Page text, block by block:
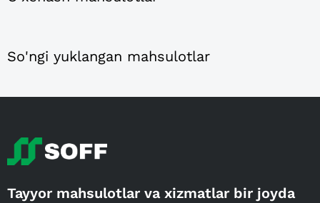
So'ngi yuklangan mahsulotlar
Tayyor mahsulotlar va xizmatlar bir joyda